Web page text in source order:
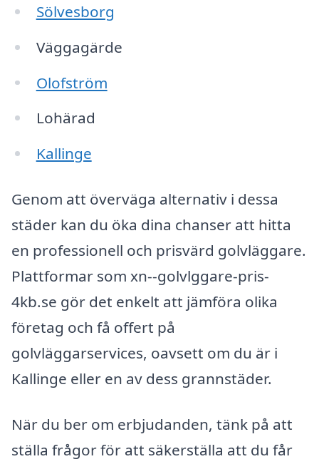
Sölvesborg
Väggagärde
Olofström
Lohärad
Kallinge
Genom att överväga alternativ i dessa
städer kan du öka dina chanser att hitta
en professionell och prisvärd golvläggare.
Plattformar som xn--golvlggare-pris-
4kb.se gör det enkelt att jämföra olika
företag och få offert på
golvläggarservices, oavsett om du är i
Kallinge eller en av dess grannstäder.
När du ber om erbjudanden, tänk på att
ställa frågor för att säkerställa att du får